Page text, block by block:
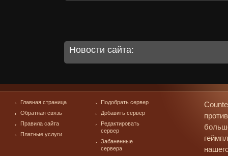
Новости сайта:
Главная страница
Обратная связь
Правила сайта
Платные услуги
Подобрать сервер
Добавить сервер
Редактировать
сервер
Забаненные
сервера